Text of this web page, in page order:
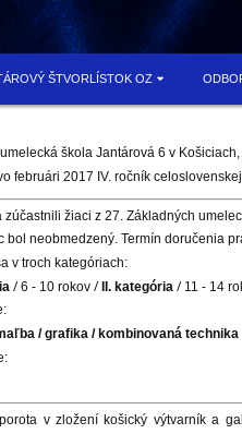
ŠTVORLÍSTOK OZ
škola Jantárová 6 v
februári 2017 IV. ročník
zúčastnili žiaci z 27. Základných
bol neobmedzený. Termín doručenia
v troch kategóriach:
/6 - 10 rokov /II. kategória / 11 - 14
/ grafika / kombinovaná technika
v zložení košický výtvarník a